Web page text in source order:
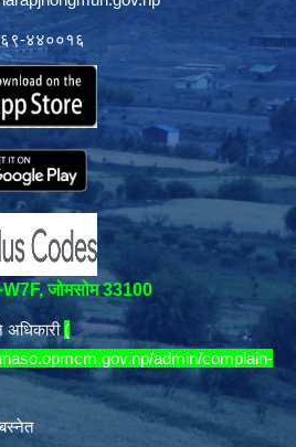
४४००१६
जोमसोम 33100
अधिकारी (
admin/complain-